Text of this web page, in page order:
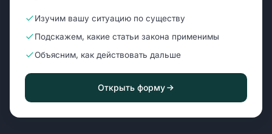
Изучим вашу ситуацию по существу
Подскажем, какие статьи закона применимы
Объясним, как действовать дальше
Открыть форму